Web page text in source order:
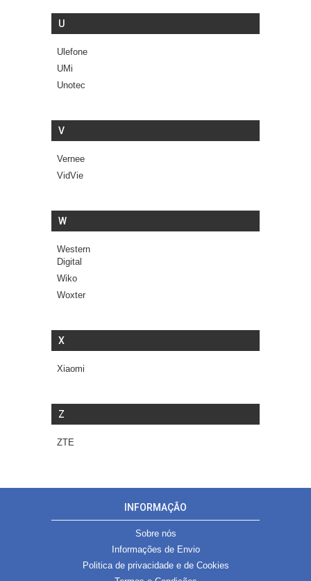
U
Ulefone
UMi
Unotec
V
Vernee
VidVie
W
Western
Digital
Wiko
Woxter
X
Xiaomi
Z
ZTE
INFORMAÇÃO
Sobre nós
Informações de Envio
Politica de privacidade e de Cookies